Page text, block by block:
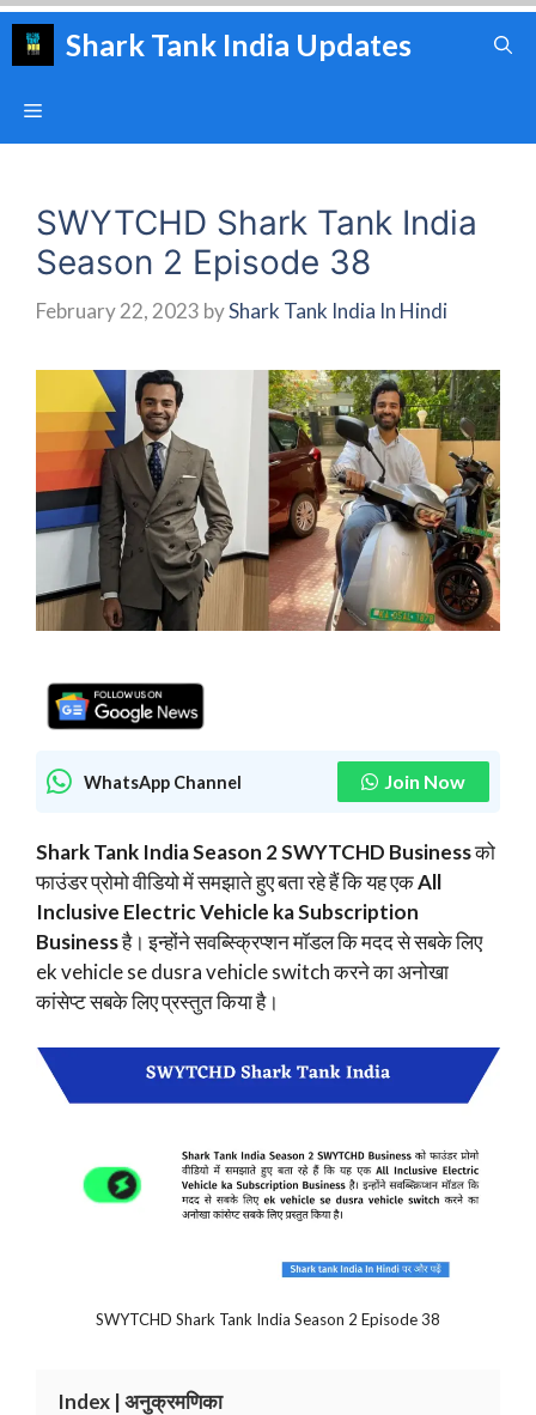
Skip
Shark Tank India Updates
Menu
SWYTCHD Shark Tank India
Season 2 Episode 38
February 22, 2023 byShark Tank India In Hindi
WhatsApp Channel Join Now
Shark Tank India Season 2 SWYTCHD Businessको
फाउंडर प्रोमो वीडियो में समझाते हुए बता रहे हैं कि यह एकAll
Inclusive Electric Vehicle ka Subscription
Businessहै। इन्होंने सवब्स्क्रिप्शन मॉडल कि मदद से सबके लिए
ek vehicle se dusra vehicle switch करने का अनोखा
कांसेप्ट सबके लिए प्रस्तुत किया है।
SWYTCHD Shark Tank India Season 2 Episode 38
Index | अनुक्रमणिका